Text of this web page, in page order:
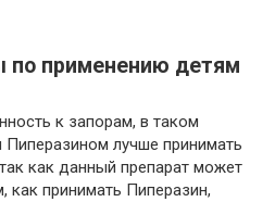
по применению детям
к запорам, в таком
Пиперазином лучше принимать
как данный препарат может
как принимать Пиперазин,